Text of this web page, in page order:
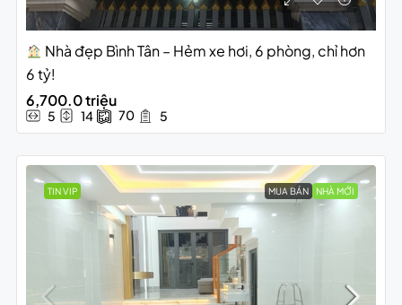
Nhà đẹp Bình Tân – Hẻm xe hơi, 6 phòng, chỉ hơn
6 tỷ!
6,700.0 triệu
5 14 70 5
TIN VIP MUA BÁN NHÀ MỚI